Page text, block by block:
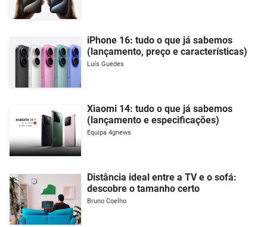
iPhone 16: tudo o que já sabemos
(lançamento, preço e características)
Luís Guedes
Xiaomi 14: tudo o que já sabemos
(lançamento e especificações)
Equipa 4gnews
Distância ideal entre a TV e o sofá:
descobre o tamanho certo
Bruno Coelho